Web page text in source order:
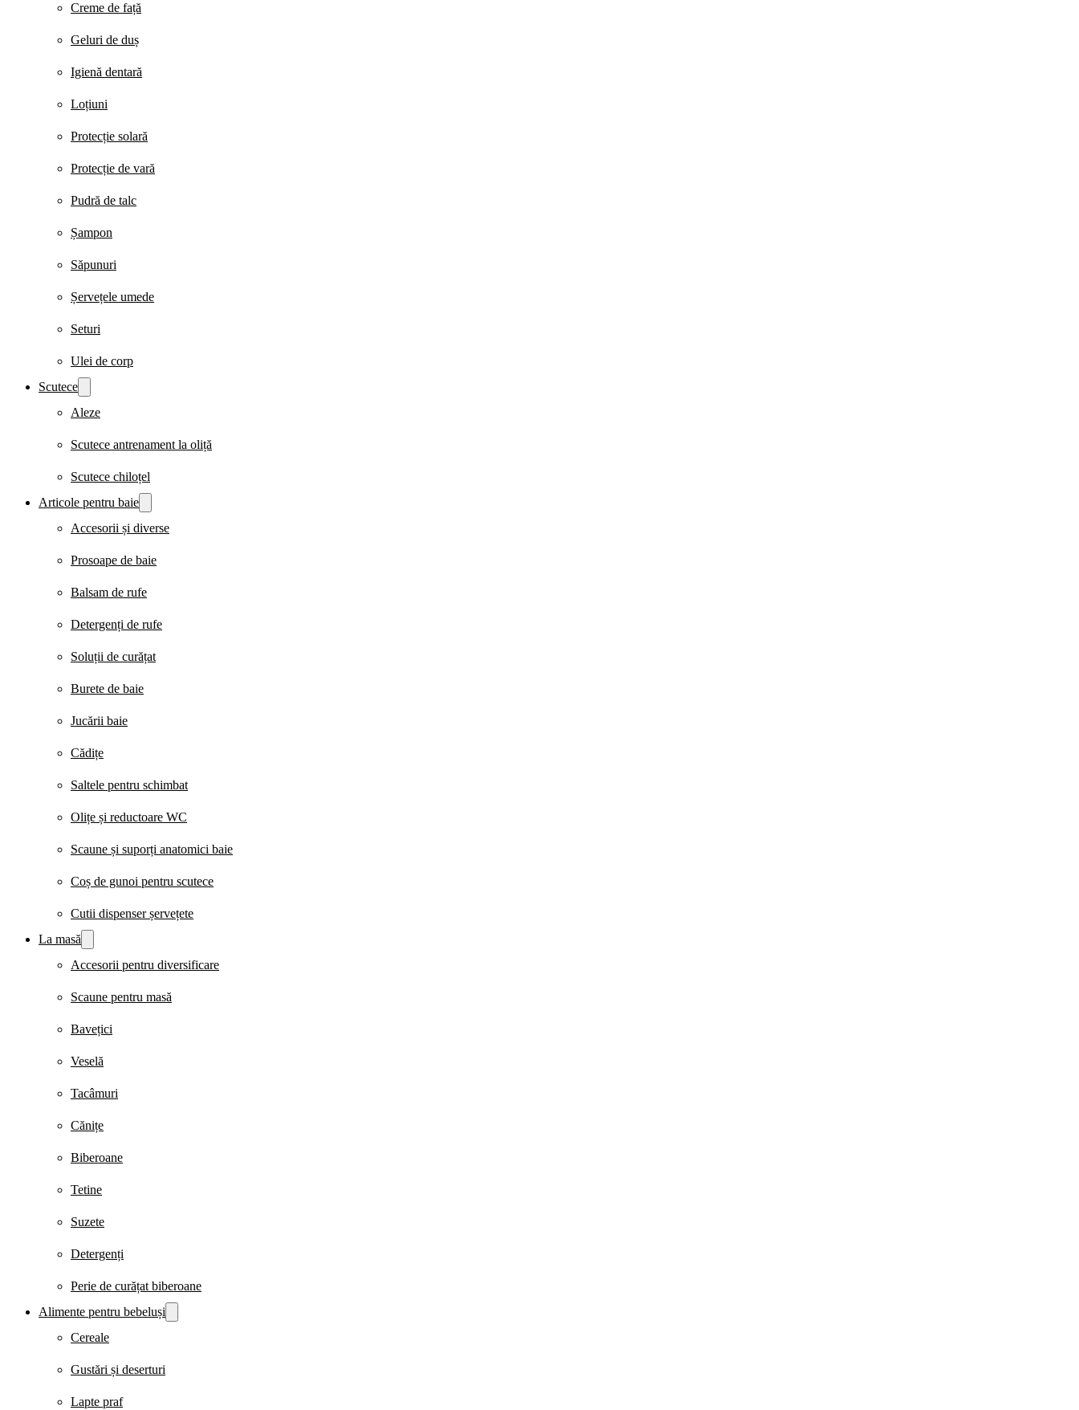
Creme de față
Geluri de duș
Igienă dentară
Loțiuni
Protecție solară
Protecție de vară
Pudră de talc
Șampon
Săpunuri
Șervețele umede
Seturi
Ulei de corp
Scutece
Aleze
Scutece antrenament la oliță
Scutece chiloțel
Articole pentru baie
Accesorii și diverse
Prosoape de baie
Balsam de rufe
Detergenți de rufe
Soluții de curățat
Burete de baie
Jucării baie
Cădițe
Saltele pentru schimbat
Olițe și reductoare WC
Scaune și suporți anatomici baie
Coș de gunoi pentru scutece
Cutii dispenser șervețete
La masă
Accesorii pentru diversificare
Scaune pentru masă
Bavețici
Veselă
Tacâmuri
Cănițe
Biberoane
Tetine
Suzete
Detergenți
Perie de curățat biberoane
Alimente pentru bebeluși
Cereale
Gustări și deserturi
Lapte praf